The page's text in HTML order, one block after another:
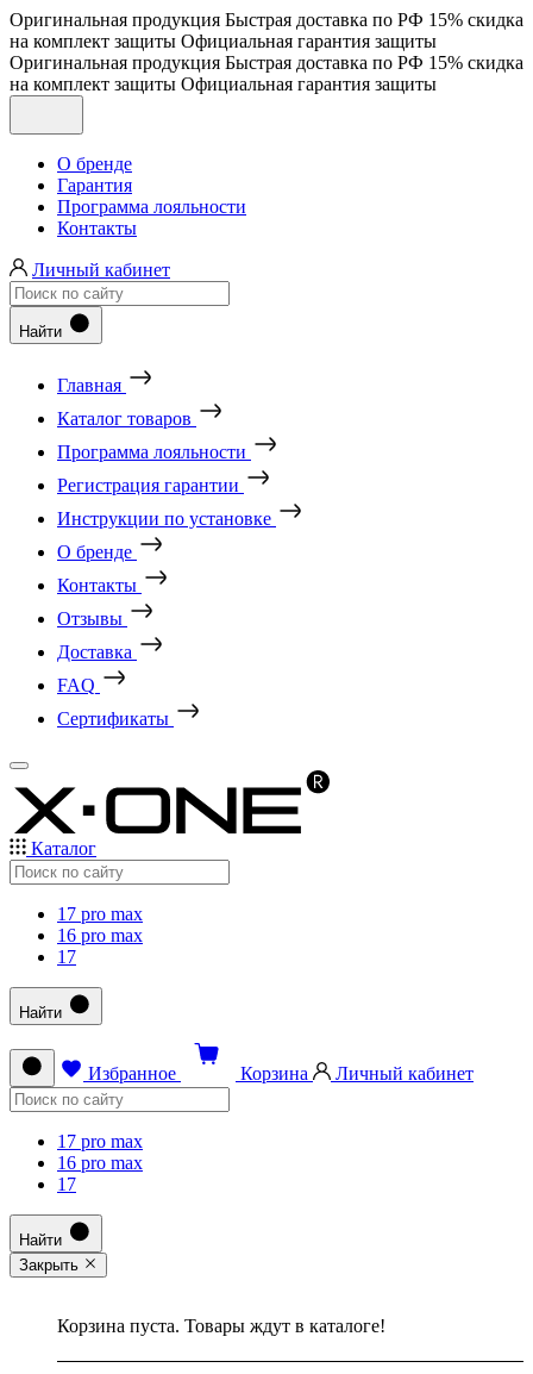
Оригинальная продукция Быстрая доставка по РФ 15% скидка
на комплект защиты Официальная гарантия защиты
Оригинальная продукция Быстрая доставка по РФ 15% скидка
на комплект защиты Официальная гарантия защиты
О бренде
Гарантия
Программа лояльности
Контакты
Личный кабинет
Найти
Главная
Каталог товаров
Программа лояльности
Регистрация гарантии
Инструкции по установке
О бренде
Контакты
Отзывы
Доставка
FAQ
Сертификаты
Каталог
17 pro max
16 pro max
17
Найти
Избранное Корзина Личный кабинет
17 pro max
16 pro max
17
Найти
Закрыть
Корзина пуста. Товары ждут в каталоге!